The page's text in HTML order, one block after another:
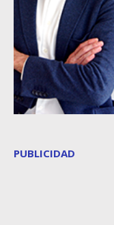
PUBLICIDAD